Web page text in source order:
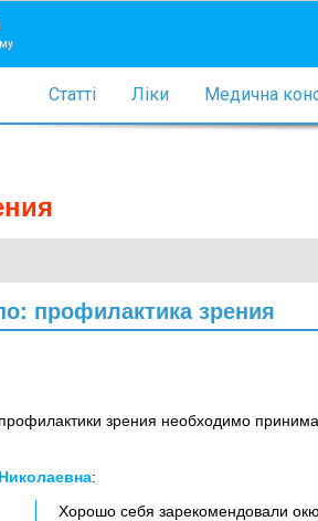
Статті Ліки Медична
профилактика зрения
зрения необходимо
:
Хорошо себя зарекомендовали